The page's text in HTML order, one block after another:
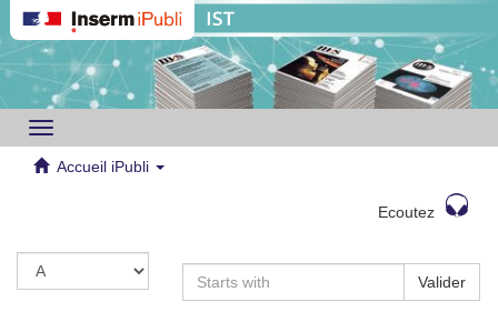
Toggle
navigation
Accueil iPubli
Ecoutez
Valider